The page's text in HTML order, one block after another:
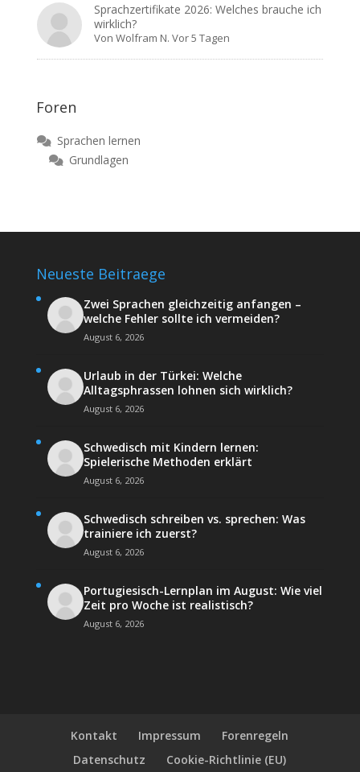
Sprachzertifikate 2026: Welches brauche ich
wirklich?
VonWolfram N. Vor 5 Tagen
Foren
Sprachen lernen
Grundlagen
Neueste Beitraege
Zwei Sprachen gleichzeitig anfangen –
welche Fehler sollte ich vermeiden?
August 6, 2026
Urlaub in der Türkei: Welche
Alltagsphrassen lohnen sich wirklich?
August 6, 2026
Schwedisch mit Kindern lernen:
Spielerische Methoden erklärt
August 6, 2026
Schwedisch schreiben vs. sprechen: Was
trainiere ich zuerst?
August 6, 2026
Portugiesisch-Lernplan im August: Wie viel
Zeit pro Woche ist realistisch?
August 6, 2026
Kontakt Impressum
Forenregeln
Datenschutz
Cookie-Richtlinie (EU)